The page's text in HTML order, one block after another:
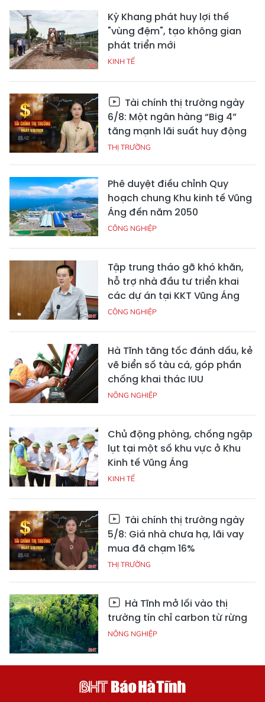
Kỳ Khang phát huy lợi thế
"vùng đệm", tạo không gian
phát triển mới
KINH TẾ
Tài chính thị trường ngày
6/8: Một ngân hàng “Big 4”
tăng mạnh lãi suất huy động
THỊ TRƯỜNG
Phê duyệt điều chỉnh Quy
hoạch chung Khu kinh tế Vũng
Áng đến năm 2050
CÔNG NGHIỆP
Tập trung tháo gỡ khó khăn,
hỗ trợ nhà đầu tư triển khai
các dự án tại KKT Vũng Áng
CÔNG NGHIỆP
Hà Tĩnh tăng tốc đánh dấu, kẻ
vẽ biển số tàu cá, góp phần
chống khai thác IUU
NÔNG NGHIỆP
Chủ động phòng, chống ngập
lụt tại một số khu vực ở Khu
Kinh tế Vũng Áng
KINH TẾ
Tài chính thị trường ngày
5/8: Giá nhà chưa hạ, lãi vay
mua đã chạm 16%
THỊ TRƯỜNG
Hà Tĩnh mở lối vào thị
trường tín chỉ carbon từ rừng
NÔNG NGHIỆP